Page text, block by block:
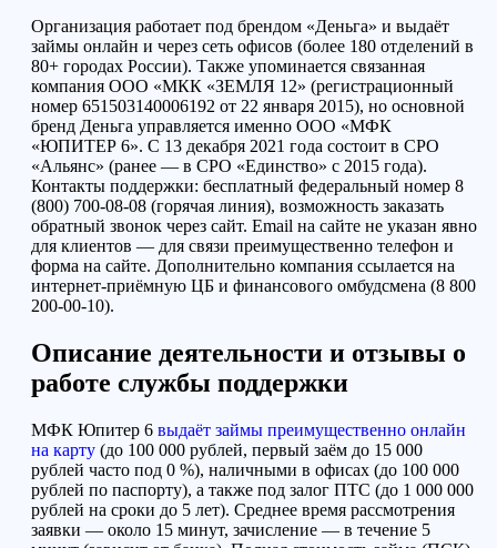
Организация работает под брендом «Деньга» и выдаёт
займы онлайн и через сеть офисов (более 180 отделений в
80+ городах России). Также упоминается связанная
компания ООО «МКК «ЗЕМЛЯ 12» (регистрационный
номер 651503140006192 от 22 января 2015), но основной
бренд Деньга управляется именно ООО «МФК
«ЮПИТЕР 6». С 13 декабря 2021 года состоит в СРО
«Альянс» (ранее — в СРО «Единство» с 2015 года).
Контакты поддержки: бесплатный федеральный номер 8
(800) 700-08-08 (горячая линия), возможность заказать
обратный звонок через сайт. Email на сайте не указан явно
для клиентов — для связи преимущественно телефон и
форма на сайте. Дополнительно компания ссылается на
интернет-приёмную ЦБ и финансового омбудсмена (8 800
200-00-10).
Описание деятельности и отзывы о
работе службы поддержки
МФК Юпитер 6 выдаёт займы преимущественно онлайн
на карту (до 100 000 рублей, первый заём до 15 000
рублей часто под 0 %), наличными в офисах (до 100 000
рублей по паспорту), а также под залог ПТС (до 1 000 000
рублей на сроки до 5 лет). Среднее время рассмотрения
заявки — около 15 минут, зачисление — в течение 5